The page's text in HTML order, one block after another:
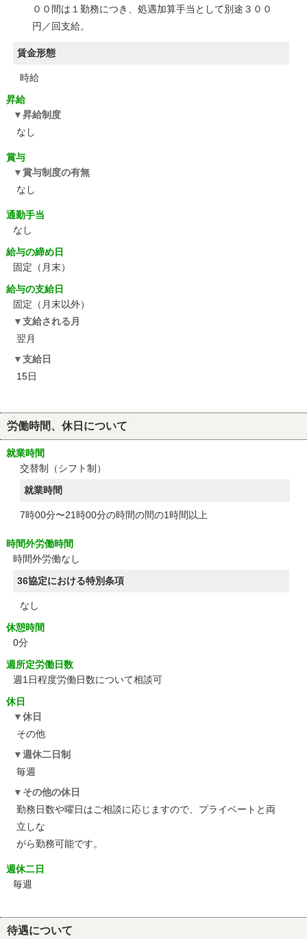
００間は１勤務につき、処遇加算手当として別途３００
円／回支給。
賃金形態
時給
昇給
昇給制度
なし
賞与
賞与制度の有無
なし
通勤手当
なし
給与の締め日
固定（月末）
給与の支給日
固定（月末以外）
支給される月
翌月
支給日
15日
労働時間、休日について
就業時間
交替制（シフト制）
就業時間
7時00分〜21時00分の時間の間の1時間以上
時間外労働時間
時間外労働なし
36協定における特別条項
なし
休憩時間
0分
週所定労働日数
週1日程度労働日数について相談可
休日
休日
その他
週休二日制
毎週
その他の休日
勤務日数や曜日はご相談に応じますので、プライベートと両
立しな
がら勤務可能です。
週休二日
毎週
待遇について